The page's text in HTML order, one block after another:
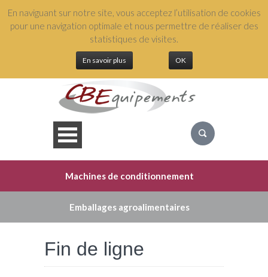
En naviguant sur notre site, vous acceptez l’utilisation de cookies
pour une navigation optimale et nous permettre de réaliser des
statistiques de visites.
En savoir plus OK
+(33) 3 88 04 54 49
NOS ÉQUIPEMENTS
NOS SERVICES
Machines de conditionnement
Emballages agroalimentaires
Fin de ligne